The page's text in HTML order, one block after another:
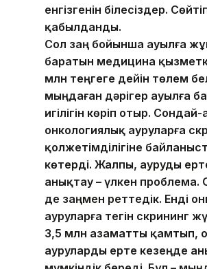
енгізгенін білесіздер.
қабылданды.
Сол заң бойынша ауылға
баратын медицина
млн теңгеге дейін төлем
мыңдаған дәрігер ауылға
игілігін көріп отыр.
онкологиялық ауруларға
қолжетімділігіне
көтерді. Жалпы, ауруды
анықтау – үлкен проблема.
де заңмен реттедік. Енді
ауруларға тегін скрининг
3,5 млн азаматты қамтып,
ауруларды ерте кезеңде